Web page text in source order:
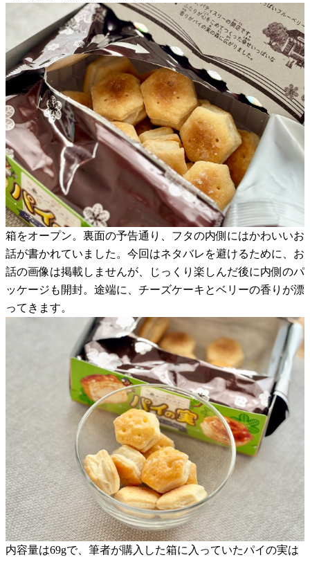
箱をオープン。裏面の予告通り、フタの内側にはかわいいお
話が書かれていました。今回はネタバレを避けるために、お
話の画像は掲載しませんが、じっくり楽しんだ後に内側のパ
ッケージも開封。途端に、チーズケーキとベリーの香りが漂
ってきます。
内容量は69gで、筆者が購入した箱に入っていたパイの実は